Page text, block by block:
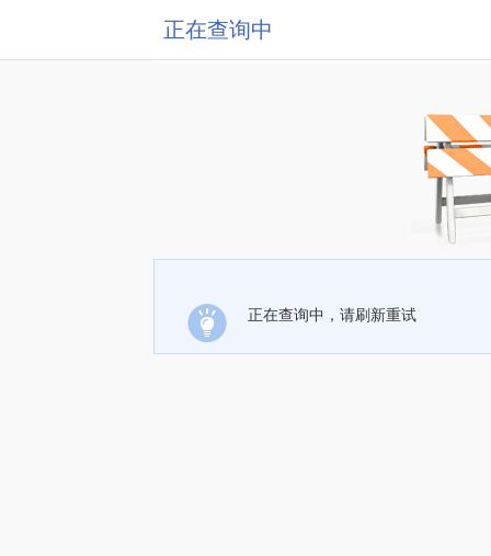
正在查询中
正在查询中，请刷新重试